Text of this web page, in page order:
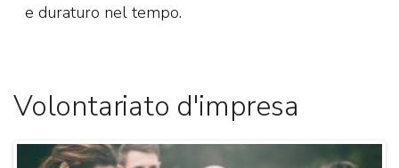
e duraturo nel tempo.
Volontariato d'impresa